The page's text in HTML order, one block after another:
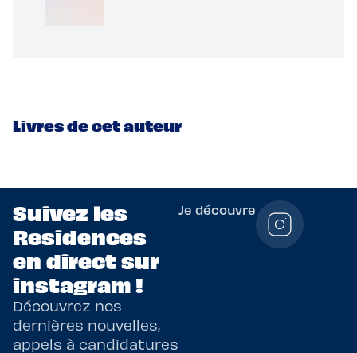
Livres de cet auteur
Suivez les
Residences
en direct sur
instagram !
Découvrez nos
dernières nouvelles,
appels à candidatures
Je découvre